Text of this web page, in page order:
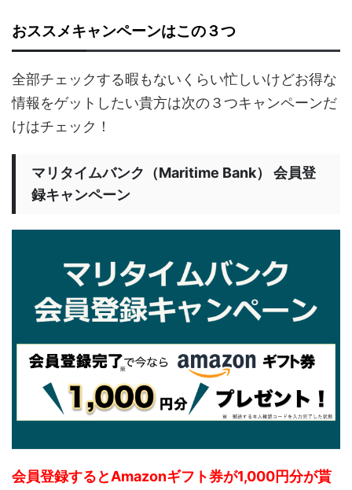
おススメキャンペーンはこの３つ
全部チェックする暇もないくらい忙しいけどお得な
情報をゲットしたい貴方は次の３つキャンペーンだ
けはチェック！
マリタイムバンク（Maritime Bank） 会員登
録キャンペーン
会員登録するとAmazonギフト券が1,000円分が貰